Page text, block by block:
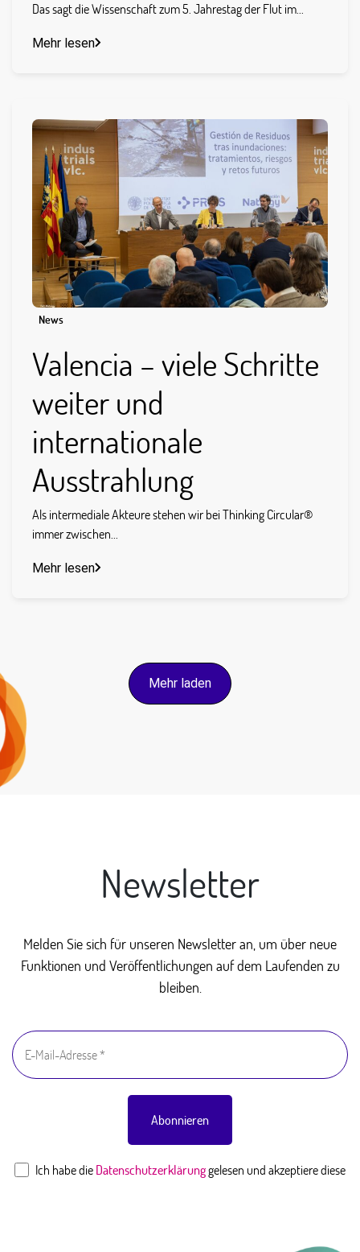
Das sagt die Wissenschaft zum 5. Jahrestag der Flut im...
Mehr lesen
News
Valencia – viele Schritte
weiter und
internationale
Ausstrahlung
Als intermediale Akteure stehen wir bei Thinking Circular®
immer zwischen...
Mehr lesen
Mehr laden
Newsletter
Melden Sie sich für unseren Newsletter an, um über neue
Funktionen und Veröffentlichungen auf dem Laufenden zu
bleiben.
Ich habe dieDatenschutzerklärunggelesen und akzeptiere diese